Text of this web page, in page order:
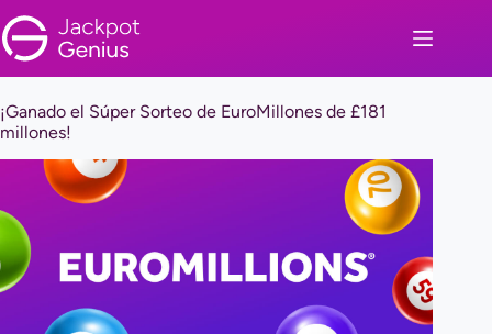
al
contenido
¡Ganado el Súper Sorteo de EuroMillones de £181
millones!